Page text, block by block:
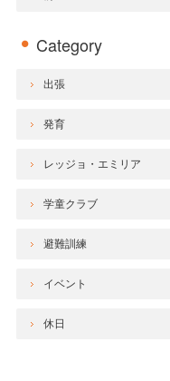
Category
出張
発育
レッジョ・エミリア
学童クラブ
避難訓練
イベント
休日